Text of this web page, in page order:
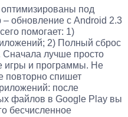
под
обновление с Android 2.3
помогает: 1)
2) Полный сброс
лучше просто
игры и программы. Не
повторно спишет
после
файлов в Google Play вы
бесчисленное